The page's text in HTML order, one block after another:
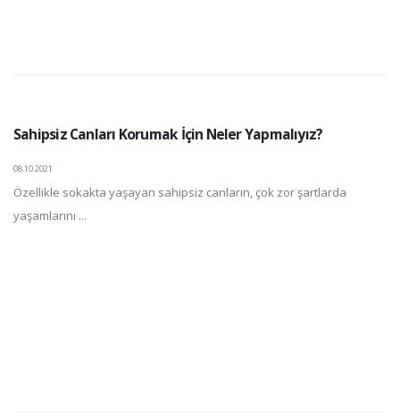
Sahipsiz Canları Korumak İçin Neler Yapmalıyız?
08.10.2021
Özellikle sokakta yaşayan sahipsiz canların, çok zor şartlarda
yaşamlarını ...